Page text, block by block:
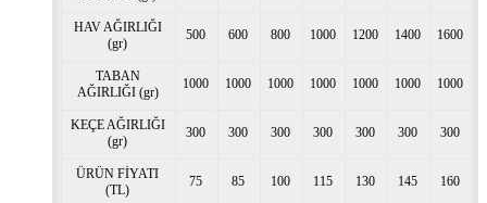
HAV AĞIRLIĞI
(gr)
500 600 800 1000 1200 1400 1600
TABAN
AĞIRLIĞI (gr)
1000 1000 1000 1000 1000 1000 1000
KEÇE AĞIRLIĞI
(gr)
300 300 300 300 300 300 300
ÜRÜN FİYATI
(TL)
75 85 100 115 130 145 160